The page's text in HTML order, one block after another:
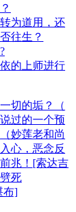
为道用，还
往生？
的上师进行
切的垢？（
过的一个预
妙莲老和尚
心，恶念反
兆！[索达吉
死
布]